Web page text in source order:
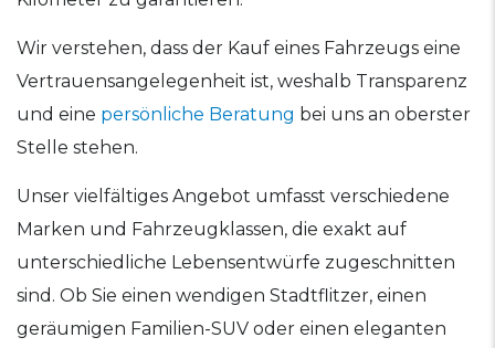
Wir verstehen, dass der Kauf eines Fahrzeugs eine
Vertrauensangelegenheit ist, weshalb Transparenz
und eine persönliche Beratung bei uns an oberster
Stelle stehen.
Unser vielfältiges Angebot umfasst verschiedene
Marken und Fahrzeugklassen, die exakt auf
unterschiedliche Lebensentwürfe zugeschnitten
sind. Ob Sie einen wendigen Stadtflitzer, einen
geräumigen Familien-SUV oder einen eleganten